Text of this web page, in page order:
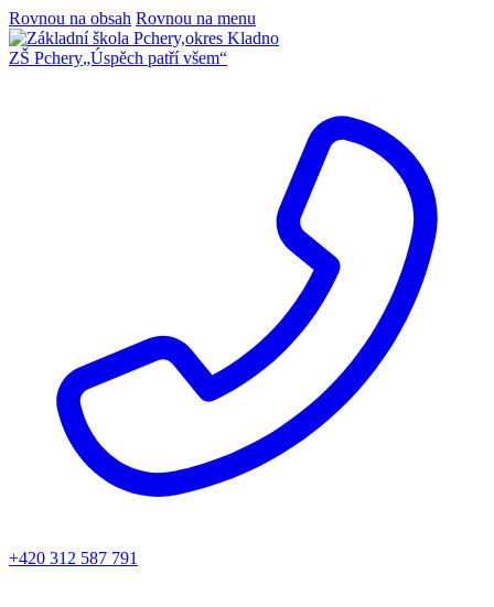
Rovnou na obsah Rovnou na menu
ZŠ Pchery„Úspěch patří všem“
+420 312 587 791